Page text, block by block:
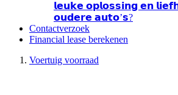
𝗹𝗲𝘂𝗸𝗲 𝗼𝗽𝗹𝗼𝘀𝘀𝗶𝗻𝗴 𝗲𝗻
𝗼𝘂𝗱𝗲𝗿𝗲 𝗮𝘂𝘁𝗼’𝘀?
Contactverzoek
Financial lease berekenen
Voertuig voorraad